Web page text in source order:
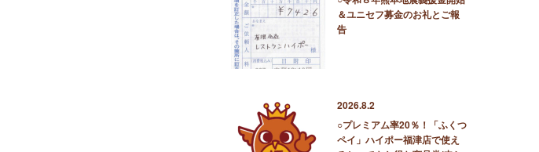
＆ユニセフ募金のお礼とご報
告
2026.8.2
○プレミアム率20％！「ふくつ
ペイ」ハイポー福津店で使え